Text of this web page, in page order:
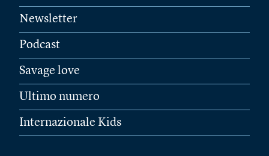
Newsletter
Podcast
Savage love
Ultimo numero
Internazionale Kids